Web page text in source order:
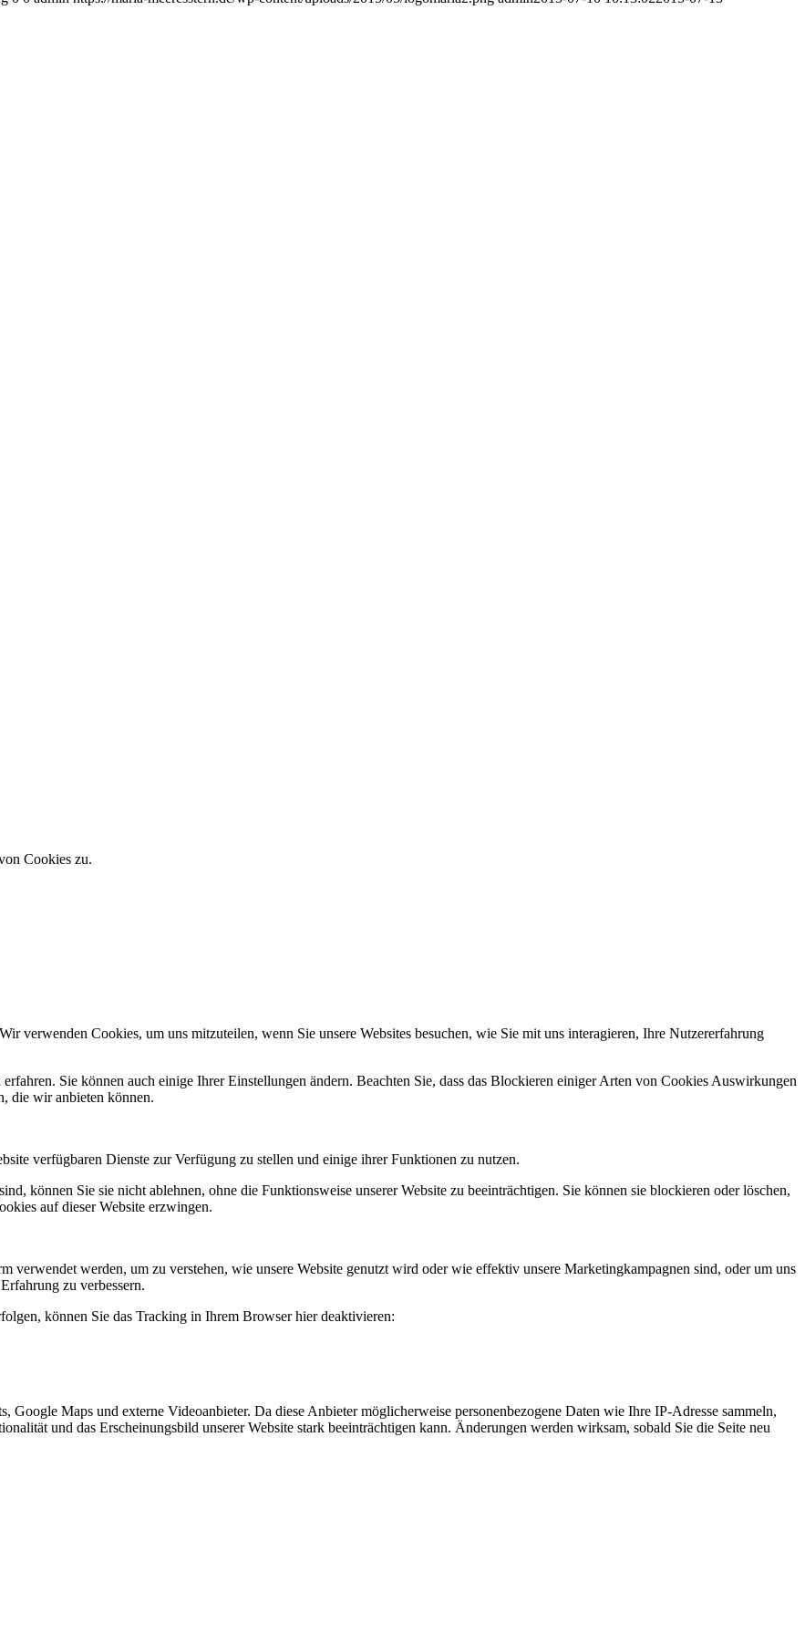
Cookies zu.
verwenden Cookies, um uns mitzuteilen, wenn Sie unsere Websites besuchen, wie Sie mit uns interagieren, Ihre Nutzererfahrung
Sie können auch einige Ihrer Einstellungen ändern. Beachten Sie, dass das Blockieren einiger Arten von Cookies Auswirkungen
die wir anbieten können.
verfügbaren Dienste zur Verfügung zu stellen und einige ihrer Funktionen zu nutzen.
können Sie sie nicht ablehnen, ohne die Funktionsweise unserer Website zu beeinträchtigen. Sie können sie blockieren oder löschen,
auf dieser Website erzwingen.
verwendet werden, um zu verstehen, wie unsere Website genutzt wird oder wie effektiv unsere Marketingkampagnen sind, oder um uns
zu verbessern.
können Sie das Tracking in Ihrem Browser hier deaktivieren:
Google Maps und externe Videoanbieter. Da diese Anbieter möglicherweise personenbezogene Daten wie Ihre IP-Adresse sammeln,
und das Erscheinungsbild unserer Website stark beeinträchtigen kann. Änderungen werden wirksam, sobald Sie die Seite neu